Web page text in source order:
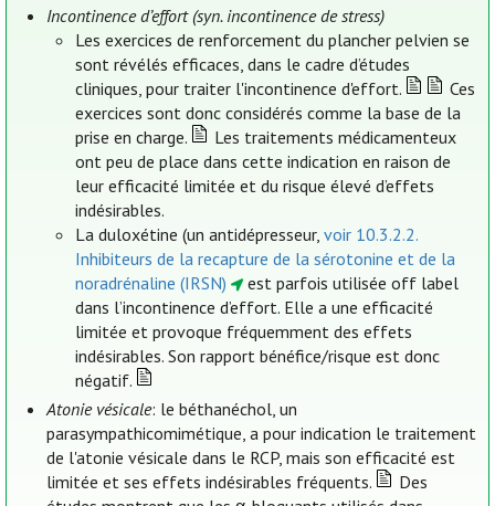
Incontinence d’effort (syn. incontinence de stress)
Les exercices de renforcement du plancher pelvien se
sont révélés efficaces, dans le cadre d’études
cliniques, pour traiter l'incontinence d'effort.
Ces
exercices sont donc considérés comme la base de la
prise en charge.
Les traitements médicamenteux
ont peu de place dans cette indication en raison de
leur efficacité limitée et du risque élevé d’effets
indésirables.
La duloxétine (un antidépresseur,voir 10.3.2.2.
Inhibiteurs de la recapture de la sérotonine et de la
noradrénaline (IRSN)
est parfois utilisée off label
dans l’incontinence d’effort. Elle a une efficacité
limitée et provoque fréquemment des effets
indésirables. Son rapport bénéfice/risque est donc
négatif.
Atonie vésicale: le béthanéchol, un
parasympathicomimétique, a pour indication le traitement
de l'atonie vésicale dans le RCP, mais son efficacité est
limitée et ses effets indésirables fréquents.
Des